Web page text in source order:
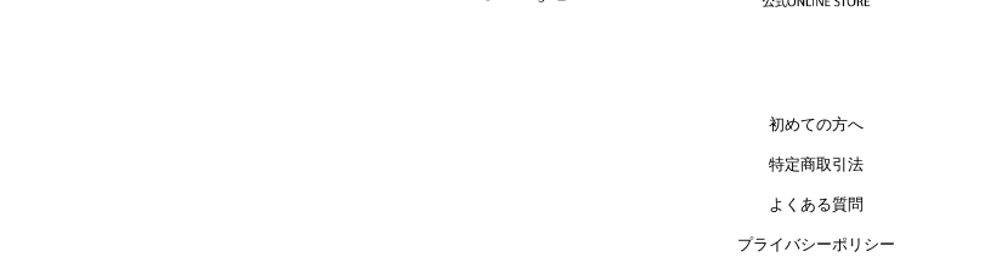
初めての方へ
特定商取引法
よくある質問
プライバシーポリシー